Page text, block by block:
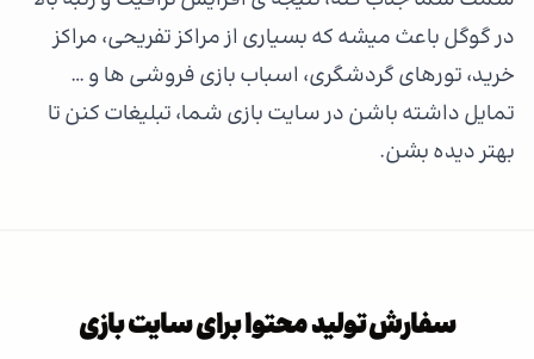
در گوگل باعث میشه که بسیاری از مراکز تفریحی، مراکز
خرید، تورهای گردشگری، اسباب بازی فروشی ها و …
تمایل داشته باشن در سایت بازی شما، تبلیغات کنن تا
بهتر دیده بشن.
سفارش تولید محتوا برای سایت بازی